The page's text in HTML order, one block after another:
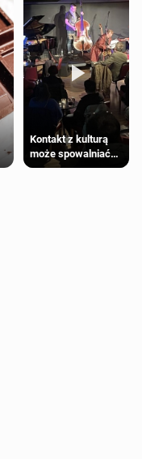
Kontakt z kulturą
może spowalniać
starzenie